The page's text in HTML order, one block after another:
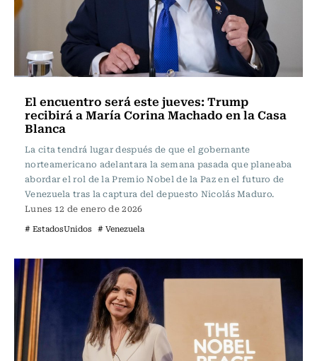
El encuentro será este jueves: Trump
recibirá a María Corina Machado en la Casa
Blanca
La cita tendrá lugar después de que el gobernante
norteamericano adelantara la semana pasada que planeaba
abordar el rol de la Premio Nobel de la Paz en el futuro de
Venezuela tras la captura del depuesto Nicolás Maduro.
Lunes 12 de enero de 2026
# EstadosUnidos # Venezuela